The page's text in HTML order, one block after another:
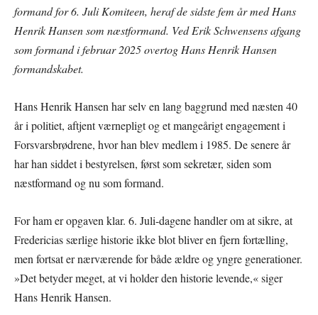
formand for 6. Juli Komiteen, heraf de sidste fem år med Hans
Henrik Hansen som næstformand. Ved Erik Schwensens afgang
som formand i februar 2025 overtog Hans Henrik Hansen
formandskabet.
Hans Henrik Hansen har selv en lang baggrund med næsten 40
år i politiet, aftjent værnepligt og et mangeårigt engagement i
Forsvarsbrødrene, hvor han blev medlem i 1985. De senere år
har han siddet i bestyrelsen, først som sekretær, siden som
næstformand og nu som formand.
For ham er opgaven klar. 6. Juli-dagene handler om at sikre, at
Fredericias særlige historie ikke blot bliver en fjern fortælling,
men fortsat er nærværende for både ældre og yngre generationer.
»Det betyder meget, at vi holder den historie levende,« siger
Hans Henrik Hansen.